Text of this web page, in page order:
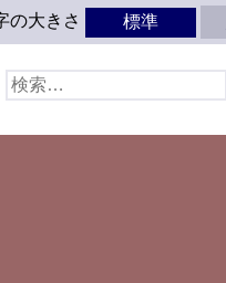
の大きさ 標準
検
索: